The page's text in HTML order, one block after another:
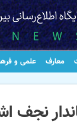
معارف علمی و
نجف